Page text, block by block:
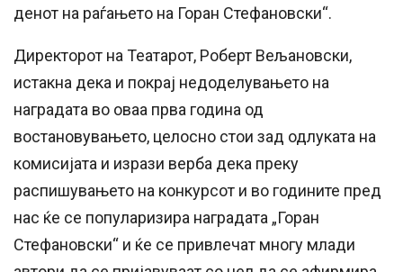
денот на раѓањето на Горан Стефановски“.
Директорот на Театарот, Роберт Вељановски,
истакна дека и покрај недоделувањето на
наградата во оваа прва година од
востановувањето, целосно стои зад одлуката на
комисијата и изрази верба дека преку
распишувањето на конкурсот и во годините пред
нас ќе се популаризира наградата „Горан
Стефановски“ и ќе се привлечат многу млади